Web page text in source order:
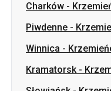
Charków -
Piwdenne -
Winnica -
Kramatorsk-